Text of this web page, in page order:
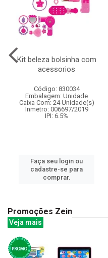
Kit beleza bolsinha com
acessorios
Código: 830034
Embalagem: Unidade
Caixa Com: 24 Unidade(s)
Inmetro: 006697/2019
IPI: 6.5%
Faça seu login ou
cadastre-se para
comprar.
Promoções Zein
Veja mais